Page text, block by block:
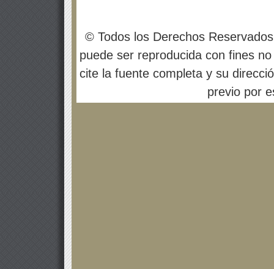
© Todos los Derechos
puede ser reproducida con fines
cite la fuente completa y su
previo por